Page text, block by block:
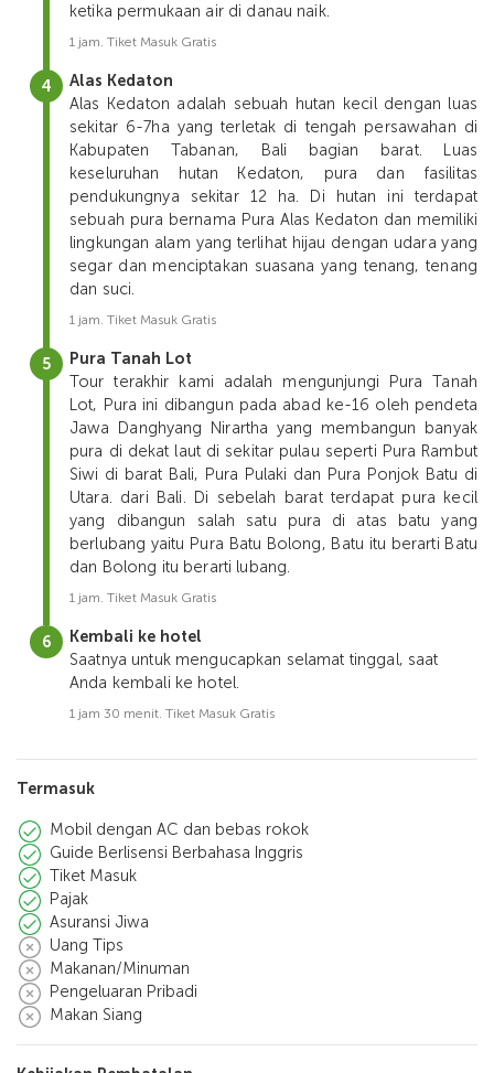
ketika permukaan air di danau naik.
1 jam. Tiket Masuk Gratis
Alas Kedaton
Alas Kedaton adalah sebuah hutan kecil dengan luas
sekitar 6-7ha yang terletak di tengah persawahan di
Kabupaten Tabanan, Bali bagian barat. Luas
keseluruhan hutan Kedaton, pura dan fasilitas
pendukungnya sekitar 12 ha. Di hutan ini terdapat
sebuah pura bernama Pura Alas Kedaton dan memiliki
lingkungan alam yang terlihat hijau dengan udara yang
segar dan menciptakan suasana yang tenang, tenang
dan suci.
1 jam. Tiket Masuk Gratis
Pura Tanah Lot
Tour terakhir kami adalah mengunjungi Pura Tanah
Lot, Pura ini dibangun pada abad ke-16 oleh pendeta
Jawa Danghyang Nirartha yang membangun banyak
pura di dekat laut di sekitar pulau seperti Pura Rambut
Siwi di barat Bali, Pura Pulaki dan Pura Ponjok Batu di
Utara. dari Bali. Di sebelah barat terdapat pura kecil
yang dibangun salah satu pura di atas batu yang
berlubang yaitu Pura Batu Bolong, Batu itu berarti Batu
dan Bolong itu berarti lubang.
1 jam. Tiket Masuk Gratis
Kembali ke hotel
Saatnya untuk mengucapkan selamat tinggal, saat
Anda kembali ke hotel.
1 jam 30 menit. Tiket Masuk Gratis
Termasuk
Mobil dengan AC dan bebas rokok
Guide Berlisensi Berbahasa Inggris
Tiket Masuk
Pajak
Asuransi Jiwa
Uang Tips
Makanan/Minuman
Pengeluaran Pribadi
Makan Siang